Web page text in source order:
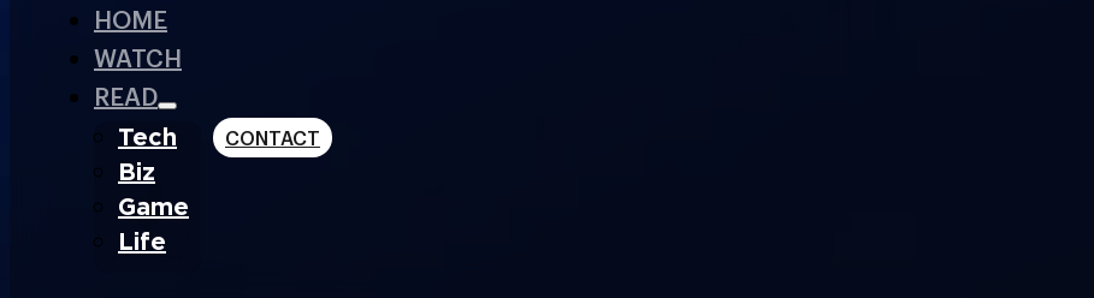
HOME
WATCH
READ
Tech
Biz
Game
Life
CONTACT